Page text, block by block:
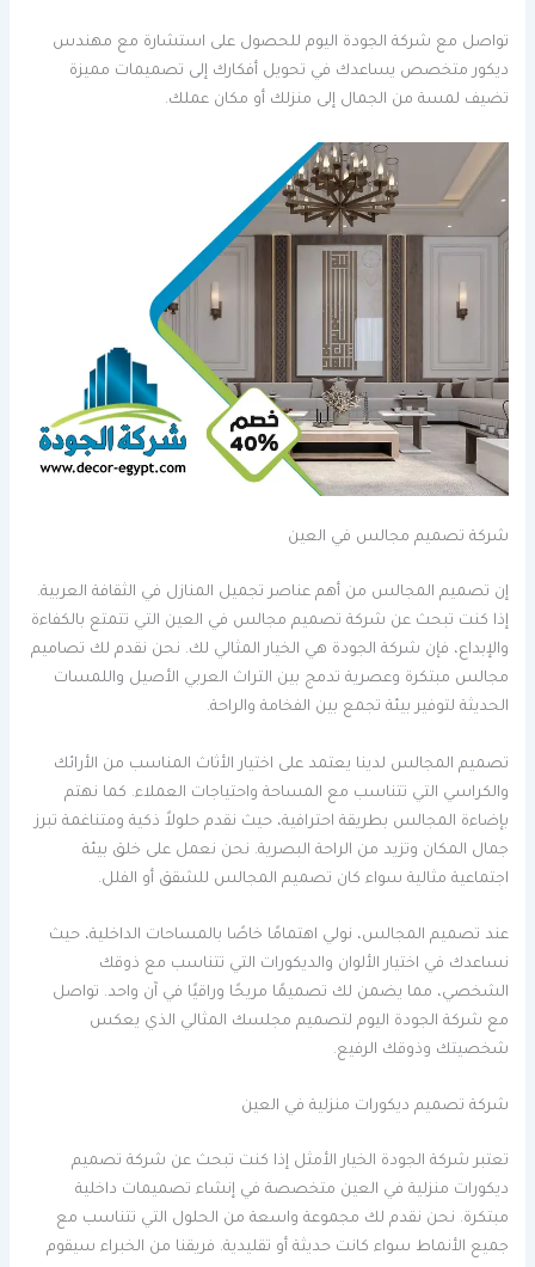
تواصل مع شركة الجودة اليوم للحصول على استشارة مع مهندس
ديكور متخصص يساعدك في تحويل أفكارك إلى تصميمات مميزة
تضيف لمسة من الجمال إلى منزلك أو مكان عملك.
شركة تصميم مجالس في العين
إن تصميم المجالس من أهم عناصر تجميل المنازل في الثقافة العربية.
إذا كنت تبحث عن شركة تصميم مجالس في العين التي تتمتع بالكفاءة
والإبداع، فإن شركة الجودة هي الخيار المثالي لك. نحن نقدم لك تصاميم
مجالس مبتكرة وعصرية تدمج بين التراث العربي الأصيل واللمسات
الحديثة لتوفير بيئة تجمع بين الفخامة والراحة.
تصميم المجالس لدينا يعتمد على اختيار الأثاث المناسب من الأرائك
والكراسي التي تتناسب مع المساحة واحتياجات العملاء. كما نهتم
بإضاءة المجالس بطريقة احترافية، حيث نقدم حلولاً ذكية ومتناغمة تبرز
جمال المكان وتزيد من الراحة البصرية. نحن نعمل على خلق بيئة
اجتماعية مثالية سواء كان تصميم المجالس للشقق أو الفلل.
عند تصميم المجالس، نولي اهتمامًا خاصًا بالمساحات الداخلية، حيث
نساعدك في اختيار الألوان والديكورات التي تتناسب مع ذوقك
الشخصي، مما يضمن لك تصميمًا مريحًا وراقيًا في آن واحد. تواصل
مع شركة الجودة اليوم لتصميم مجلسك المثالي الذي يعكس
شخصيتك وذوقك الرفيع.
شركة تصميم ديكورات منزلية في العين
تعتبر شركة الجودة الخيار الأمثل إذا كنت تبحث عن شركة تصميم
ديكورات منزلية في العين متخصصة في إنشاء تصميمات داخلية
مبتكرة. نحن نقدم لك مجموعة واسعة من الحلول التي تتناسب مع
جميع الأنماط سواء كانت حديثة أو تقليدية. فريقنا من الخبراء سيقوم